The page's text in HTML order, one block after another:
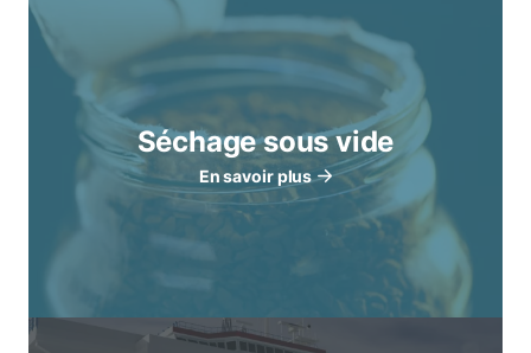
Séchage sous vide
En savoir plus